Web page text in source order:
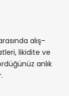
alış–
likidite ve
anlık